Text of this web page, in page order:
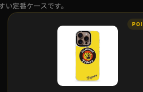
い定番ケースです。